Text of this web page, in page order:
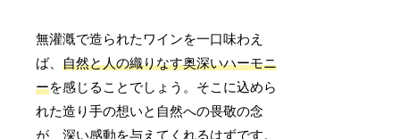
無灌漑で造られたワインを一口味わえ
ば、自然と人の織りなす奥深いハーモニ
ーを感じることでしょう。そこに込めら
れた造り手の想いと自然への畏敬の念
が、深い感動を与えてくれるはずです。